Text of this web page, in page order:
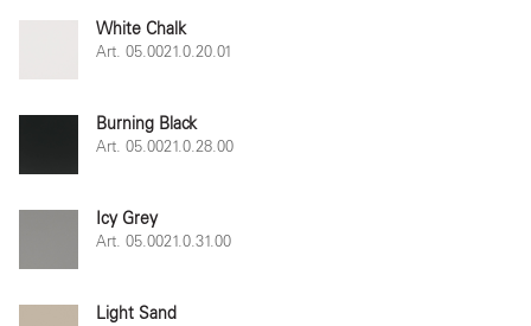
White Chalk
Art. 05.0021.0.20.01
Burning Black
Art. 05.0021.0.28.00
Icy Grey
Art. 05.0021.0.31.00
Light Sand